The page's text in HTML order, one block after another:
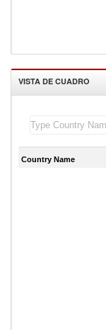
VISTA DE CUADRO
Country Name